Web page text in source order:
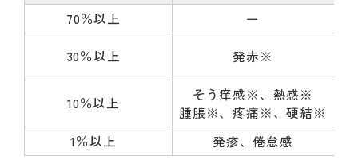
70％以上
ー
30％以上 発赤※
10％以上
そう痒感※、熱感※
腫脹※、疼痛※、硬結※
1％以上
発疹、倦怠感